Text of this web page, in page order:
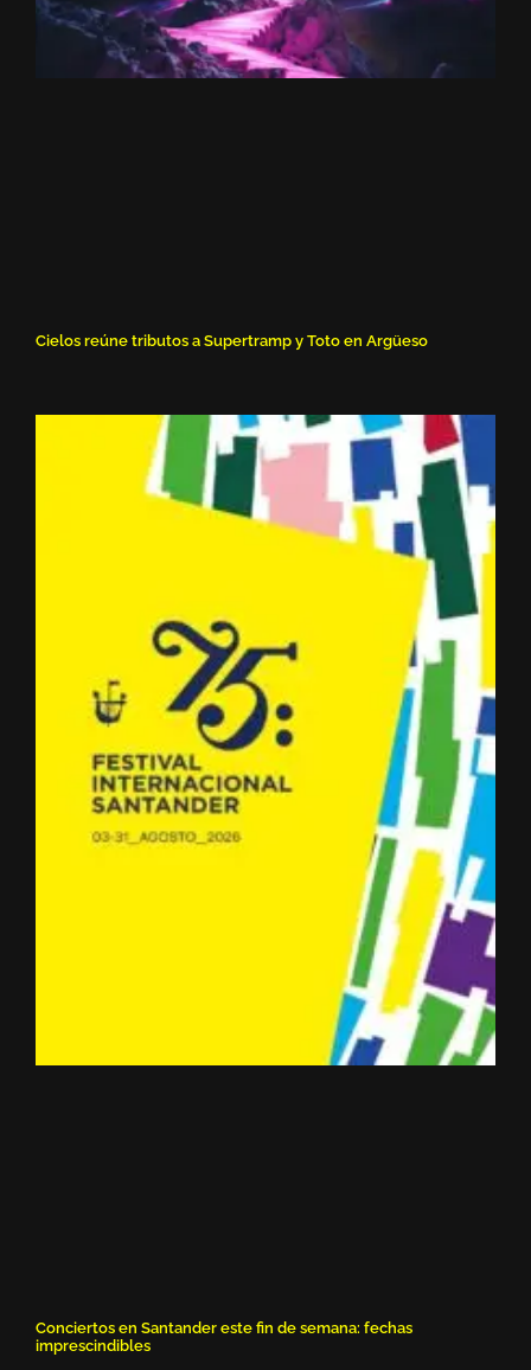
Cielos reúne tributos a Supertramp y Toto en Argüeso
Conciertos en Santander este fin de semana: fechas
imprescindibles